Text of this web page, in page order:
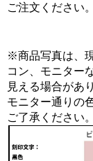
ご注文ください。
※商品写真は、
コン、モニター
見える場合があ
モニター通りの
ご了承ください。